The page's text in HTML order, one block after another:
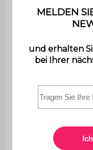
Montage
Verwendung
Abmessungen
zwischen den